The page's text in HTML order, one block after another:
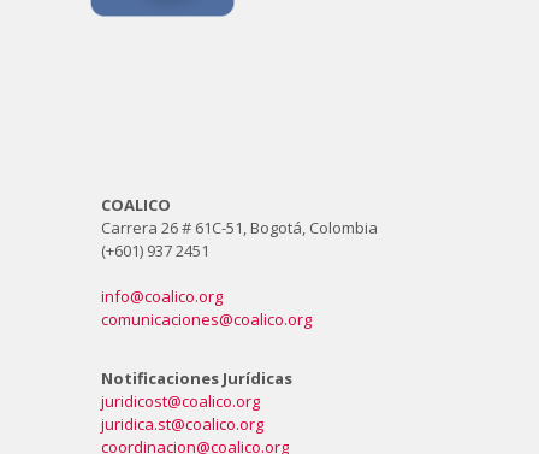
COALICO
Carrera 26 # 61C-51, Bogotá, Colombia
(+601) 937 2451
info@coalico.org
comunicaciones@coalico.org
Notificaciones Jurídicas
juridicost@coalico.org
juridica.st@coalico.org
coordinacion@coalico.org